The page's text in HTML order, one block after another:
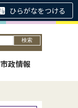
ひらがなをつける
市政情報